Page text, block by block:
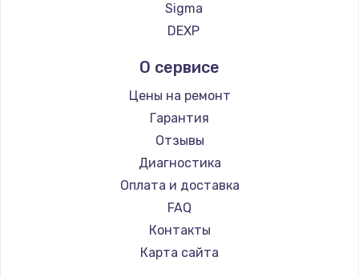
Sigma
DEXP
О сервисе
Цены на ремонт
Гарантия
Отзывы
Диагностика
Оплата и доставка
FAQ
Контакты
Карта сайта